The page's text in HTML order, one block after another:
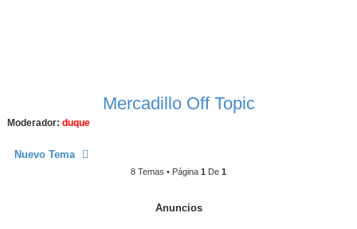
Mercadillo Off Topic
Moderador: duque
Nuevo Tema
8 Temas • Página 1 De 1
Anuncios